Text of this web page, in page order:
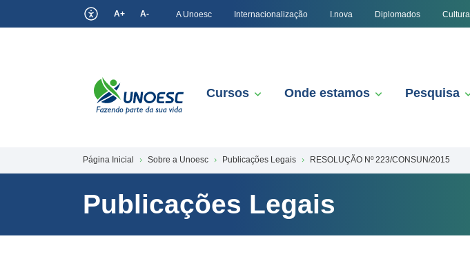
A+ A- A Unoesc Internacionalização I.nova Diplomados Cultura
Cursos Onde estamos Pesquisa
Página Inicial Sobre a Unoesc Publicações Legais RESOLUÇÃO Nº 223/CONSUN/2015
Publicações Legais